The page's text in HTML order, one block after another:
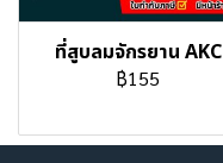
ที่สูบลมจักรยาน AKC
฿155